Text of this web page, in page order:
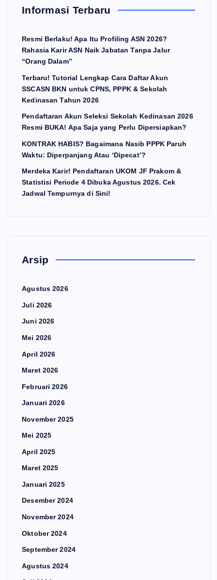
Informasi Terbaru
Resmi Berlaku! Apa Itu Profiling ASN 2026?
Rahasia Karir ASN Naik Jabatan Tanpa Jalur
“Orang Dalam”
Terbaru! Tutorial Lengkap Cara Daftar Akun
SSCASN BKN untuk CPNS, PPPK & Sekolah
Kedinasan Tahun 2026
Pendaftaran Akun Seleksi Sekolah Kedinasan 2026
Resmi BUKA! Apa Saja yang Perlu Dipersiapkan?
KONTRAK HABIS? Bagaimana Nasib PPPK Paruh
Waktu: Diperpanjang Atau ‘Dipecat’?
Merdeka Karir! Pendaftaran UKOM JF Prakom &
Statistisi Periode 4 Dibuka Agustus 2026. Cek
Jadwal Tempurnya di Sini!
Arsip
Agustus 2026
Juli 2026
Juni 2026
Mei 2026
April 2026
Maret 2026
Februari 2026
Januari 2026
November 2025
Mei 2025
April 2025
Maret 2025
Januari 2025
Desember 2024
November 2024
Oktober 2024
September 2024
Agustus 2024